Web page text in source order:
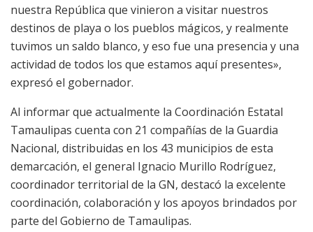
nuestra República que vinieron a visitar nuestros
destinos de playa o los pueblos mágicos, y realmente
tuvimos un saldo blanco, y eso fue una presencia y una
actividad de todos los que estamos aquí presentes»,
expresó el gobernador.
Al informar que actualmente la Coordinación Estatal
Tamaulipas cuenta con 21 compañías de la Guardia
Nacional, distribuidas en los 43 municipios de esta
demarcación, el general Ignacio Murillo Rodríguez,
coordinador territorial de la GN, destacó la excelente
coordinación, colaboración y los apoyos brindados por
parte del Gobierno de Tamaulipas.